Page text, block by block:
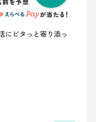
にピタっと寄り添っ